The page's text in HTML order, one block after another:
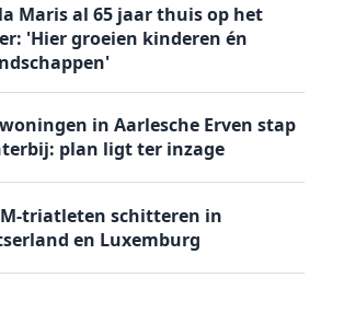
Maris al 65 jaar thuis op het
'Hier groeien kinderen én
in Aarlesche Erven stap
plan ligt ter inzage
triatleten schitteren in
en Luxemburg